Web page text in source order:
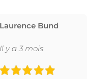
Laurence Bund
Il y a 3 mois